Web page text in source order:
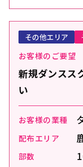
お客様のご要望
新規ダンスス
い
お客様の業種
配布エリア
部数
その他エリア